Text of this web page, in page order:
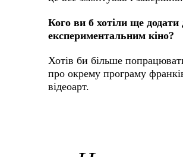
Кого ви б хотіли ще
експериментальним кіно?
Хотів би більше
про окрему програму
відеоарт.